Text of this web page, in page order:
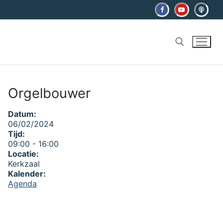
naar
Orgelbouwer
Datum:
06/02/2024
Tijd:
09:00 - 16:00
Locatie:
Kerkzaal
Kalender:
Agenda